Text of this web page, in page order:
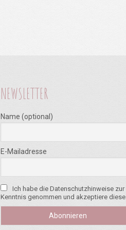
NEWSLETTER
Name (optional)
E-Mailadresse
Ich habe die Datenschutzhinweise zur
Kenntnis genommen und akzeptiere diese.